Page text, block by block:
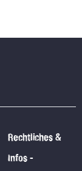
Rechtliches &
Infos -